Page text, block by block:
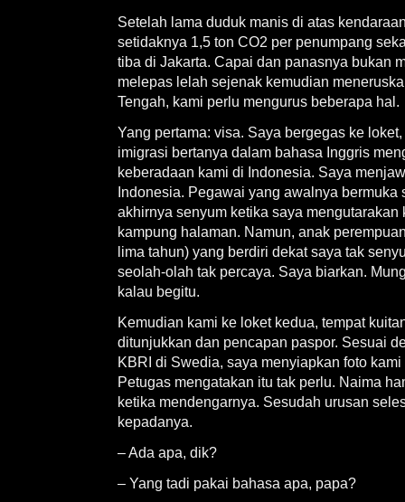
Setelah lama duduk manis di atas
setidaknya 1,5 ton CO2 per penumpang
tiba di Jakarta. Capai dan panasnya bukan
melepas lelah sejenak kemudian
Tengah, kami perlu mengurus beberapa hal.
Yang pertama: visa. Saya bergegas ke
imigrasi bertanya dalam bahasa Inggris
keberadaan kami di Indonesia. Saya
Indonesia. Pegawai yang awalnya bermuka
akhirnya senyum ketika saya
kampung halaman. Namun, anak
lima tahun) yang berdiri dekat saya tak
seolah-olah tak percaya. Saya biarkan.
kalau begitu.
Kemudian kami ke loket kedua, tempat
ditunjukkan dan pencapan paspor. Sesuai
KBRI di Swedia, saya menyiapkan foto
Petugas mengatakan itu tak perlu. Naima
ketika mendengarnya. Sesudah urusan
kepadanya.
– Ada apa, dik?
– Yang tadi pakai bahasa apa, papa?